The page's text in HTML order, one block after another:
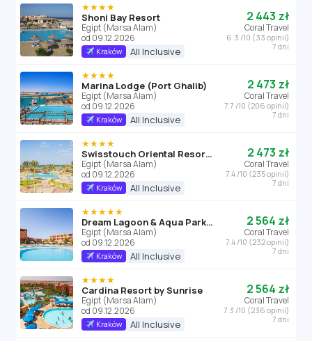
★★★★
Shoni Bay Resort
Egipt (Marsa Alam)
od 09.12.2026
Kraków All Inclusive
2 443 zł
Coral Travel
6.3 /10 (33 opinii)
7 dni
★★★★
Marina Lodge (Port Ghalib)
Egipt (Marsa Alam)
od 09.12.2026
Kraków All Inclusive
2 473 zł
Coral Travel
7.7 /10 (206 opinii)
7 dni
★★★★
Swisstouch Oriental Resort (ex. Hotelux Oriental Coast)
Egipt (Marsa Alam)
od 09.12.2026
Kraków All Inclusive
2 473 zł
Coral Travel
7.4 /10 (235 opinii)
7 dni
★★★★★
Dream Lagoon & Aqua Park Resort (ex. Floriana Dream Lagoon)
Egipt (Marsa Alam)
od 09.12.2026
Kraków All Inclusive
2 564 zł
Coral Travel
7.4 /10 (232 opinii)
7 dni
★★★★
Cardina Resort by Sunrise
Egipt (Marsa Alam)
od 09.12.2026
Kraków All Inclusive
2 564 zł
Coral Travel
7.3 /10 (236 opinii)
7 dni